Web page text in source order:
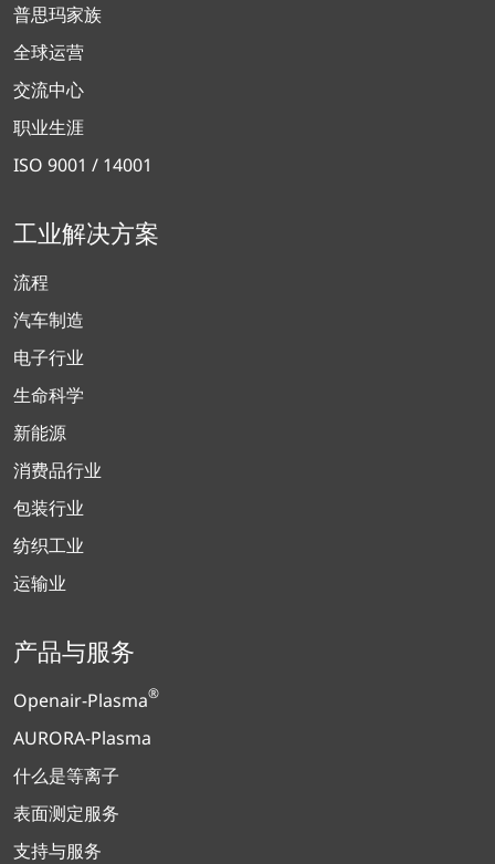
普思玛家族
全球运营
交流中心
职业生涯
ISO 9001 / 14001
工业解决方案
流程
汽车制造
电子行业
生命科学
新能源
消费品行业
包装行业
纺织工业
运输业
产品与服务
Openair-Plasma®
AURORA-Plasma
什么是等离子
表面测定服务
支持与服务